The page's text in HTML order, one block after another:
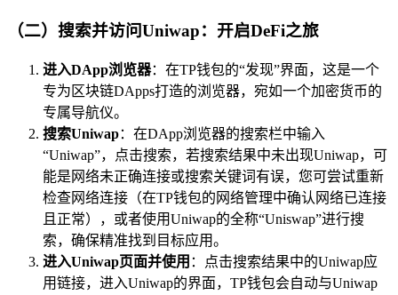
（二）搜索并访问Uniwap：开启DeFi之旅
进入DApp浏览器：在TP钱包的“发现”界面，这是一个
专为区块链DApps打造的浏览器，宛如一个加密货币的
专属导航仪。
搜索Uniwap：在DApp浏览器的搜索栏中输入
“Uniwap”，点击搜索，若搜索结果中未出现Uniwap，可
能是网络未正确连接或搜索关键词有误，您可尝试重新
检查网络连接（在TP钱包的网络管理中确认网络已连接
且正常），或者使用Uniwap的全称“Uniswap”进行搜
索，确保精准找到目标应用。
进入Uniwap页面并使用 ：点击搜索结果中的Uniwap应
用链接，进入Uniwap的界面，TP钱包会自动与Uniwap